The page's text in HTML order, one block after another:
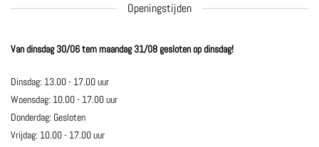
Openingstijden
Van dinsdag 30/06 tem maandag 31/08 gesloten op dinsdag!
Dinsdag: 13.00 - 17.00 uur
Woensdag: 10.00 - 17.00 uur
Donderdag: Gesloten
Vrijdag: 10.00 - 17.00 uur